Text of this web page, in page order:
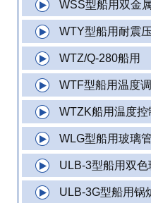
WSS型船用双金
WTY型船用耐震
WTZ/Q-280船用
WTF型船用温度
WTZK船用温度控
WLG型船用玻璃
ULB-3型船用双色
ULB-3G型船用锅